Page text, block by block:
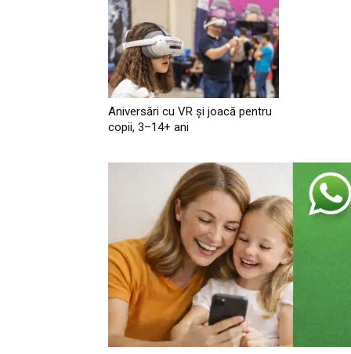
Aniversări cu VR și joacă pentru
copii, 3–14+ ani